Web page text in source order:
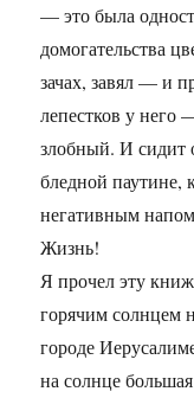
— это была
домогательства
зачах, завял — и
лепестков у него
злобный. И сидит
бледной паутине,
негативным
Жизнь!
Я прочел эту
горячим солнцем
городе
на солнце